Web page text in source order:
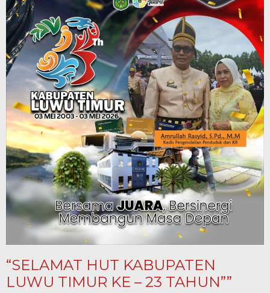
“SELAMAT HUT KABUPATEN
LUWU TIMUR KE – 23 TAHUN””